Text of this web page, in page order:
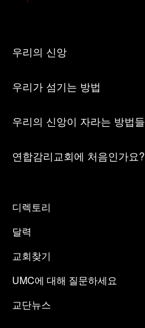
우리의 신앙
우리가 섬기는 방법
우리의 신앙이 자라는 방법들
연합감리교회에 처음인가요?
디렉토리
달력
교회찾기
UMC에 대해 질문하세요
교단뉴스